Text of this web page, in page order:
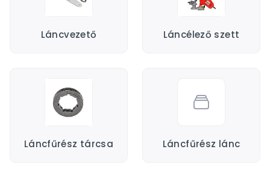
Láncvezető Láncélező szett
Láncfűrész tárcsa Láncfűrész lánc